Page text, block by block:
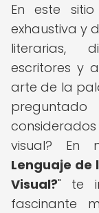
En este
exhaustiva y
literarias,
escritores y
arte de la
visual? En
Lenguaje de
Visual?" te
fascinante